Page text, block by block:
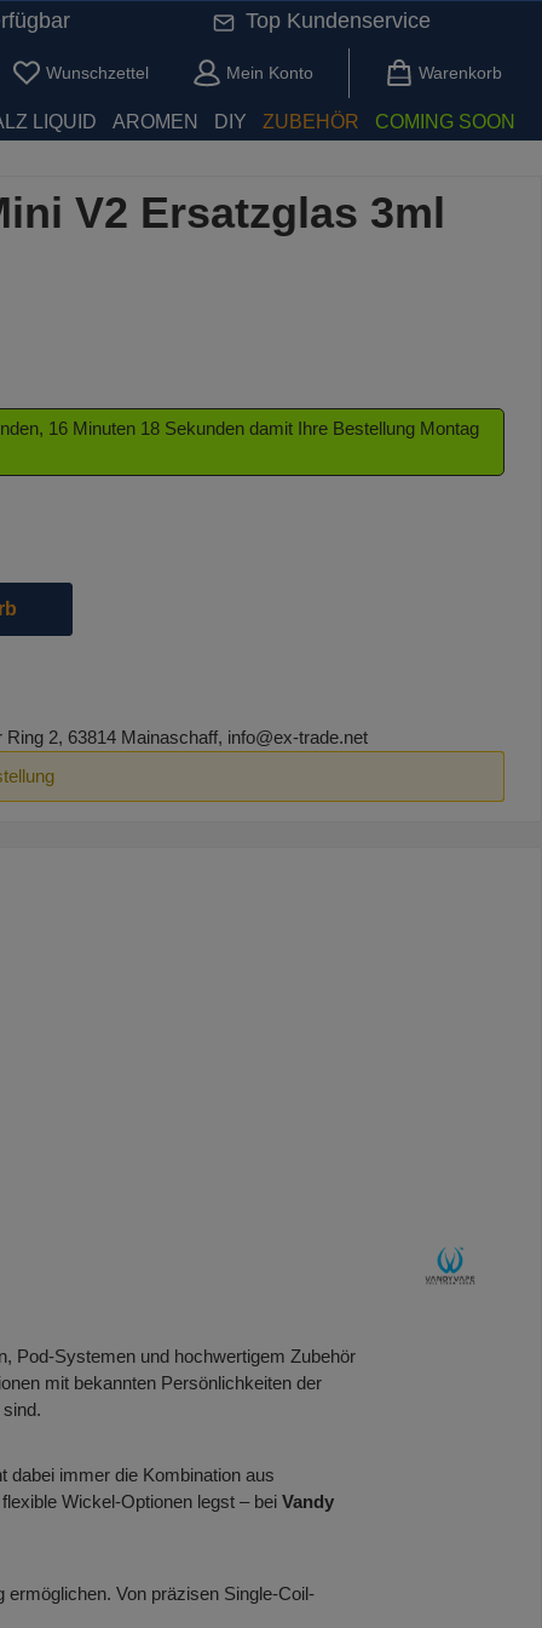
Top Kundenservice
Wunschzettel Du hast 0 Produkte auf dem Merkzettel
Mein Konto Warenkorb
LIQUID AROMEN DIY ZUBEHÖR COMING SOON
V2 Ersatzglas 3ml
16 Minuten 18 Sekunden damit Ihre Bestellung Montag
2, 63814 Mainaschaff, info@ex-trade.net
Pod-Systemen und hochwertigem Zubehör
mit bekannten Persönlichkeiten der
immer die Kombination aus
Wickel-Optionen legst – bei Vandy
Von präzisen Single-Coil-